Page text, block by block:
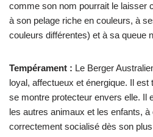
comme son nom pourrait le laisser
à son pelage riche en couleurs, à
couleurs différentes) et à sa queue
Tempérament : Le Berger
loyal, affectueux et énergique. Il
se montre protecteur envers elle. Il
les autres animaux et les enfants, à
correctement socialisé dès son